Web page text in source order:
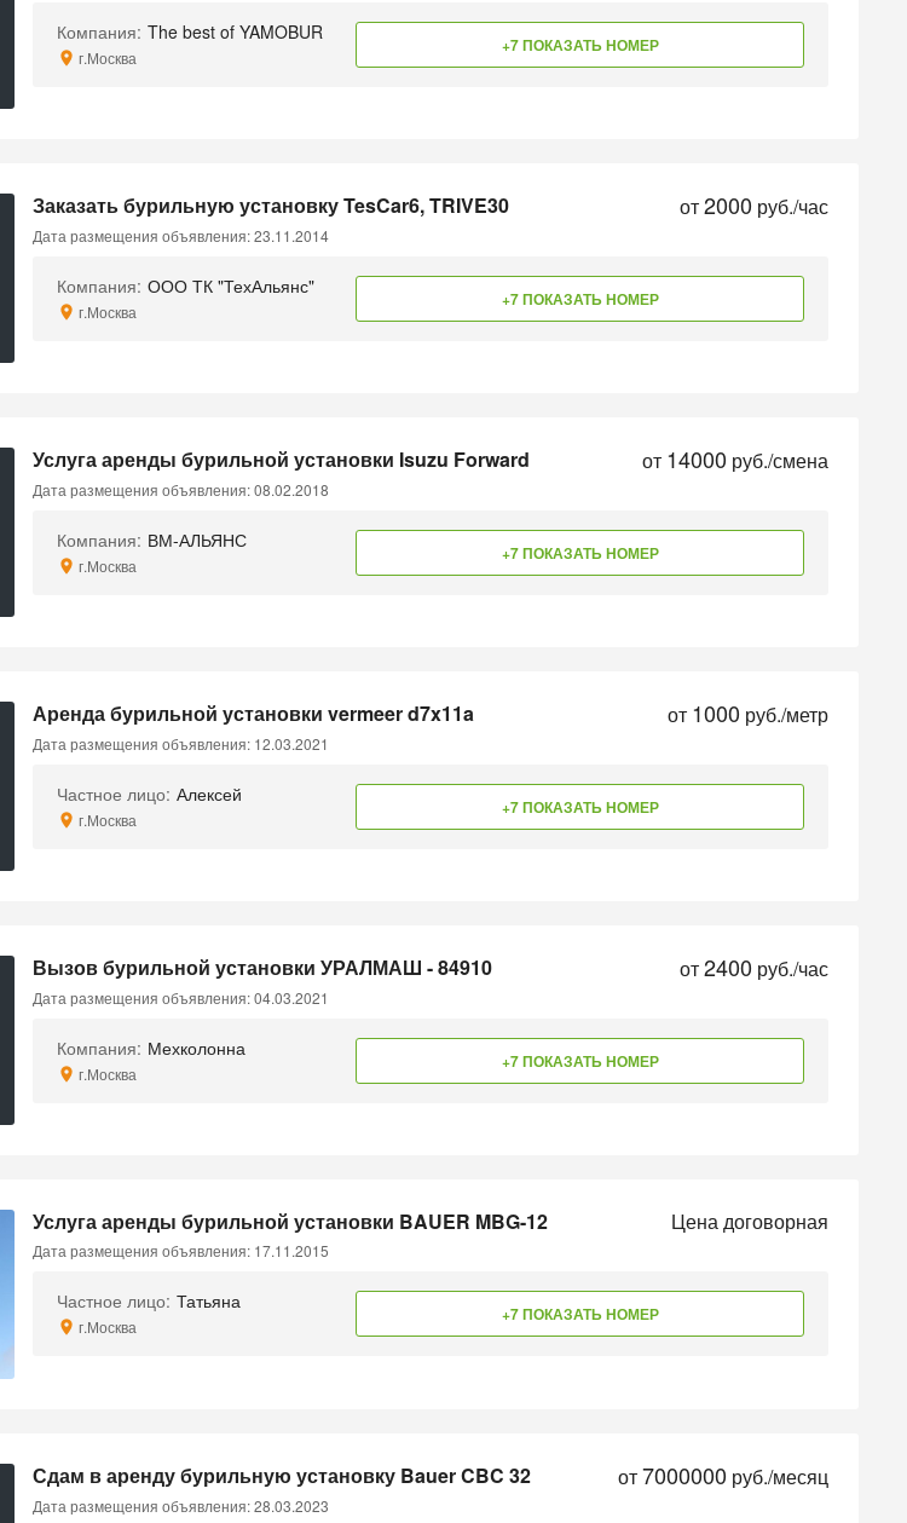
Компания: The best of YAMOBUR
г.Москва
+7 ПОКАЗАТЬ НОМЕР
Заказать бурильную установку TesCar6, TRIVE30 от2000 руб./час
Дата размещения объявления: 23.11.2014
Компания: ООО ТК "ТехАльянс"
г.Москва
+7 ПОКАЗАТЬ НОМЕР
Услуга аренды бурильной установки Isuzu Forward от 14000 руб./смена
Дата размещения объявления: 08.02.2018
Компания: ВМ-АЛЬЯНС
г.Москва
+7 ПОКАЗАТЬ НОМЕР
Аренда бурильной установки vermeer d7x11a от 1000 руб./метр
Дата размещения объявления: 12.03.2021
Частное лицо: Алексей
г.Москва
+7 ПОКАЗАТЬ НОМЕР
Вызов бурильной установки УРАЛМАШ - 84910 от2400 руб./час
Дата размещения объявления: 04.03.2021
Компания: Мехколонна
г.Москва
+7 ПОКАЗАТЬ НОМЕР
Услуга аренды бурильной установки BAUER MBG-12 Цена договорная
Дата размещения объявления: 17.11.2015
Частное лицо: Татьяна
г.Москва
+7 ПОКАЗАТЬ НОМЕР
Сдам в аренду бурильную установку Bauer CBC 32 от7000000 руб./месяц
Дата размещения объявления: 28.03.2023